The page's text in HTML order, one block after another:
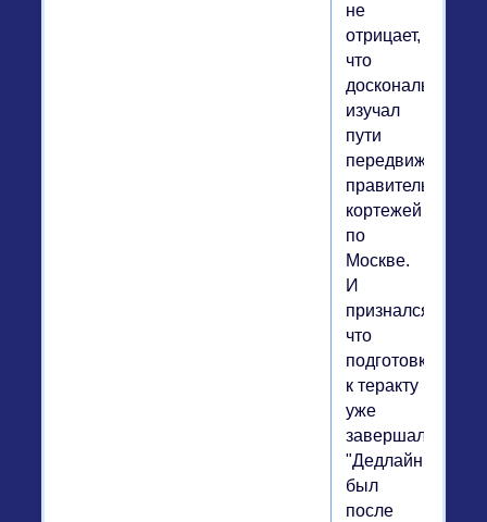
не
отрицает,
что
досконально
изучал
пути
передвижения
кортежей
по
Москве.
И
признался,
что
подготовка
к теракту
уже
завершалась:
"Дедлайн
был
после